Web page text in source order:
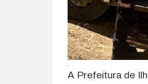
.
A Prefeitura de